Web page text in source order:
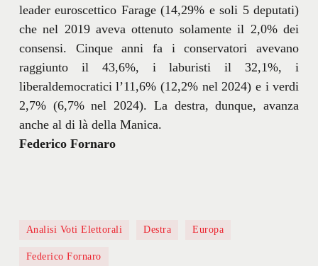
leader euroscettico Farage (14,29% e soli 5 deputati)
che nel 2019 aveva ottenuto solamente il 2,0% dei
consensi. Cinque anni fa i conservatori avevano
raggiunto il 43,6%, i laburisti il 32,1%, i
liberaldemocratici l’11,6% (12,2% nel 2024) e i verdi
2,7% (6,7% nel 2024). La destra, dunque, avanza
anche al di là della Manica.
Federico Fornaro
Analisi Voti Elettorali Destra Europa
Federico Fornaro